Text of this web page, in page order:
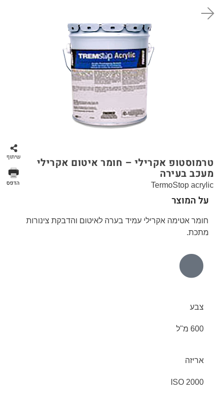
שיתוף טרמוסטופ אקרילי – חומר איטום אקרילי
מעכב בעירה
הדפס TermoStop acrylic
על המוצר
חומר אטימה אקרילי עמיד בערה לאיטום והדבקת צינורות
מתכת.
צבע
600 מ"ל
אריזה
ISO 2000